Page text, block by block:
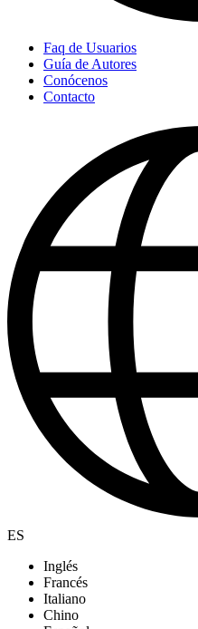
Faq de Usuarios
Guía de Autores
Conócenos
Contacto
ES
Inglés
Francés
Italiano
Chino